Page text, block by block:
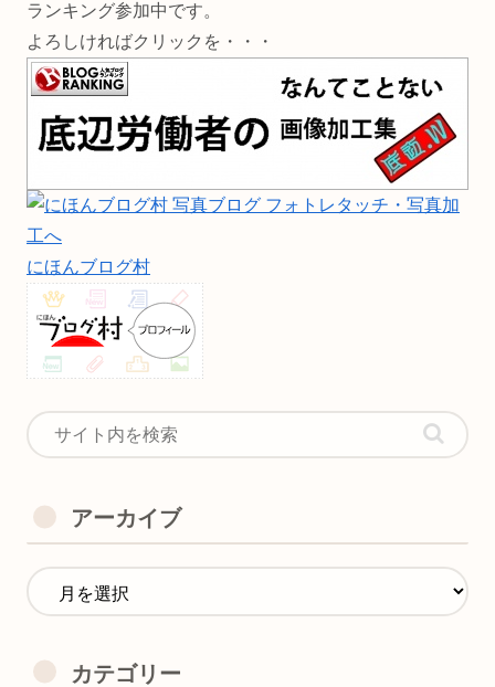
ランキング参加中です。
よろしければクリックを・・・
にほんブログ村
アーカイブ
カテゴリー